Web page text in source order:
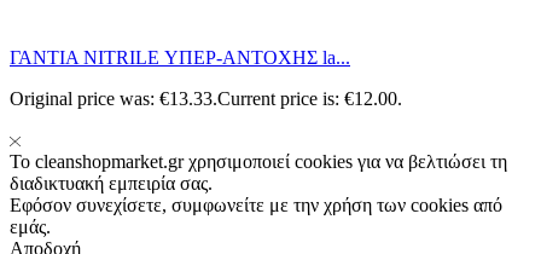
ΓΑΝΤΙΑ NITRILE ΥΠΕΡ-ΑΝΤΟΧΗΣ la...
Original price was: €13.33.Current price is: €12.00.
Το cleanshopmarket.gr χρησιμοποιεί cookies για να βελτιώσει τη
διαδικτυακή εμπειρία σας.
Εφόσον συνεχίσετε, συμφωνείτε με την χρήση των cookies από
εμάς.
Αποδοχή